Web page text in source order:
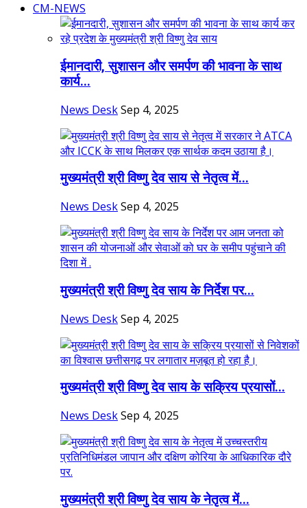
CM-NEWS
ईमानदारी, सुशासन और समर्पण की भावना के साथ
कार्य...
News DeskSep 4, 2025
मुख्यमंत्री श्री विष्णु देव साय से नेतृत्व में...
News DeskSep 4, 2025
मुख्यमंत्री श्री विष्णु देव साय के निर्देश पर...
News DeskSep 4, 2025
मुख्यमंत्री श्री विष्णु देव साय के सक्रिय प्रयासों...
News DeskSep 4, 2025
मुख्यमंत्री श्री विष्णु देव साय के नेतृत्व में...